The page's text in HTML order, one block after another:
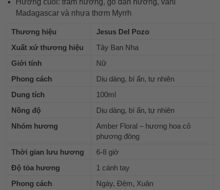
Hương cuối: trầm hương, gỗ đàn hương, vani
Madagascar và nhựa thơm Myrrh
Thương hiệu
Jesus Del Pozo
Xuất xứ thương hiệu
Tây Ban Nha
Giới tính
Nữ
Phong cách
Dịu dàng, bí ẩn, tự nhiên
Dung tích
100ml
Nồng độ
Dịu dàng, bí ẩn, tự nhiên
Nhóm hương
Amber Floral – hương hoa cỏ
phương đông
Thời gian lưu hương
6-8 giờ
Độ tỏa hương
1 cánh tay
Phong cách
Ngày, Đêm, Xuân